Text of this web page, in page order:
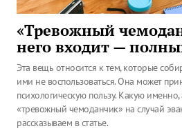
«Тревожный
него входит —
Эта вещь относится к тем, которые
ими не воспользоваться. Она может
психологическую пользу. Какую
«тревожный чемоданчик» на случай
рассказываем в статье.